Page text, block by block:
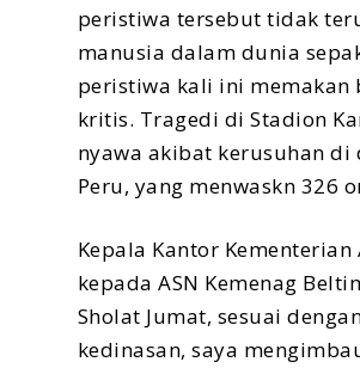
peristiwa tersebut tidak
manusia dalam dunia
peristiwa kali ini memakan
kritis. Tragedi di Stadion
nyawa akibat kerusuhan di
Peru, yang menwaskn 326
Kepala Kantor
kepada ASN Kemenag
Sholat Jumat, sesuai
kedinasan, saya